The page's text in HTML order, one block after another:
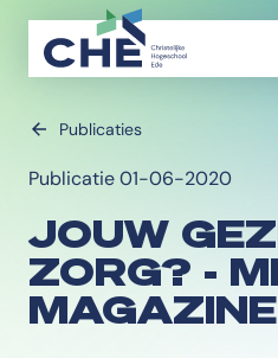
Publicaties
Publicatie 01-06-2020
JOUW
ZORG? -